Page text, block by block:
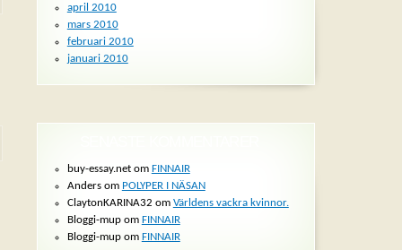
april 2010
mars 2010
februari 2010
januari 2010
buy-essay.net om FINNAIR
Anders om POLYPER I NÄSAN
ClaytonKARINA32 om Världens vackra kvinnor.
Bloggi-mup om FINNAIR
Bloggi-mup om FINNAIR